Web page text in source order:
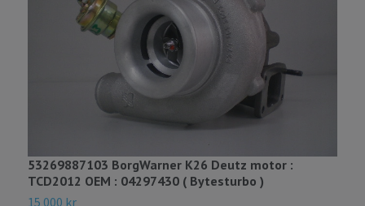
53269887103 BorgWarner K26 Deutz motor :
TCD2012 OEM : 04297430 ( Bytesturbo )
15 000 kr